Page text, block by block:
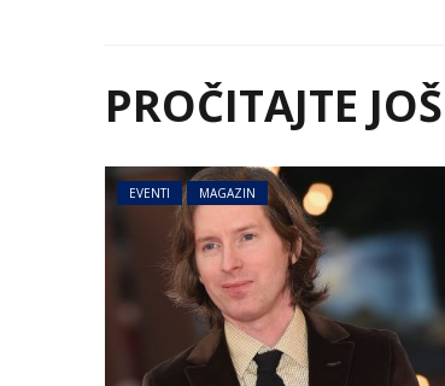
PROČITAJTE JOŠ
EVENTI MAGAZIN